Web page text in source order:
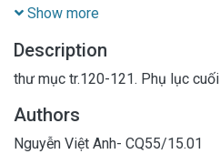
rộng cho vay khách hàng cá
Show more
Description
thư mục tr.120-121. Phụ lục
Authors
Nguyễn Việt Anh- CQ55/15.01